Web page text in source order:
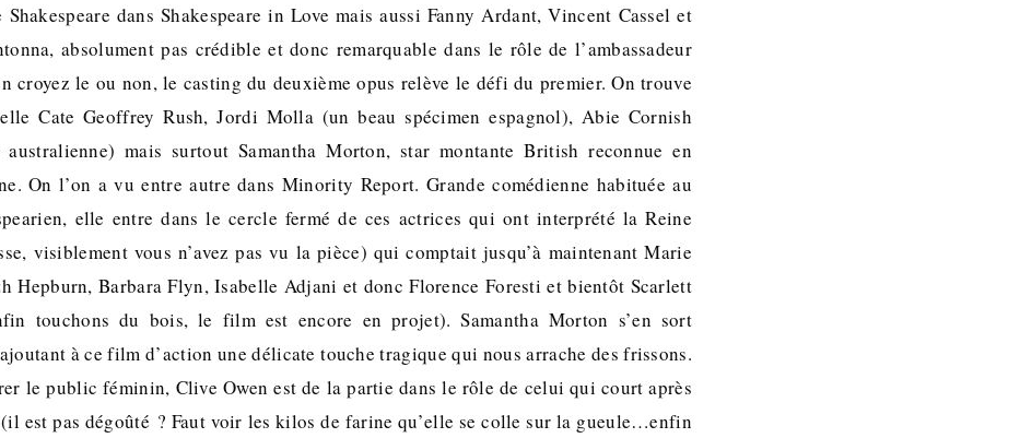
dans Shakespeare in Love mais aussi Fanny Ardant, Vincent Cassel et
absolument pas crédible et donc remarquable dans le rôle de l’ambassadeur
croyez le ou non, le casting du deuxième opus relève le défi du premier. On trouve
Cate Geoffrey Rush, Jordi Molla (un beau spécimen espagnol), Abie Cornish
australienne) mais surtout Samantha Morton, star montante British reconnue en
On l’on a vu entre autre dans Minority Report. Grande comédienne habituée au
elle entre dans le cercle fermé de ces actrices qui ont interprété la Reine
visiblement vous n’avez pas vu la pièce) qui comptait jusqu’à maintenant Marie
Hepburn, Barbara Flyn, Isabelle Adjani et donc Florence Foresti et bientôt Scarlett
touchons du bois, le film est encore en projet). Samantha Morton s’en sort
à ce film d’action une délicate touche tragique qui nous arrache des frissons.
le public féminin, Clive Owen est de la partie dans le rôle de celui qui court après
est pas dégoûté ? Faut voir les kilos de farine qu’elle se colle sur la gueule…enfin